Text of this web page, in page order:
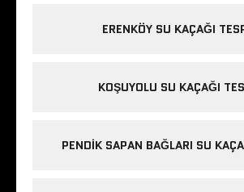
ERENKÖY SU KAÇAĞI
KOŞUYOLU SU KAÇAĞI
PENDIK SAPAN BAĞLARI SU